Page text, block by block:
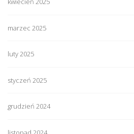
marzec 2025
luty 2025
styczeń 2025
grudzień 2024